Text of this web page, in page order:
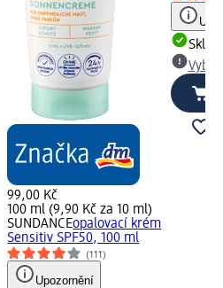
99,00 Kč
100 ml (9,90 Kč za 10 ml)
SUNDANCEopalovací krém
Sensitiv SPF50, 100 ml
(111)
Upozornění